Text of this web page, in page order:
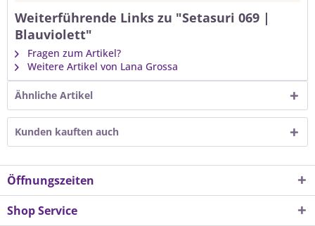
Weiterführende Links zu "Setasuri 069 |
Blauviolett"
Fragen zum Artikel?
Weitere Artikel von Lana Grossa
Ähnliche Artikel
Kunden kauften auch
Öffnungszeiten
Shop Service